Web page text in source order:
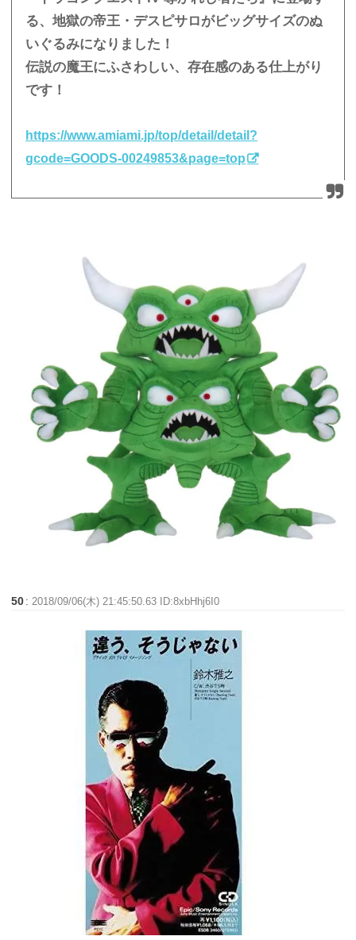
る、地獄の帝王・デスピサロがビッグサイズのぬ
いぐるみになりました！
伝説の魔王にふさわしい、存在感のある仕上がり
です！
https://www.amiami.jp/top/detail/detail?
gcode=GOODS-00249853&page=top
50 : 2018/09/06(木) 21:45:50.63 ID:8xbHhj6I0